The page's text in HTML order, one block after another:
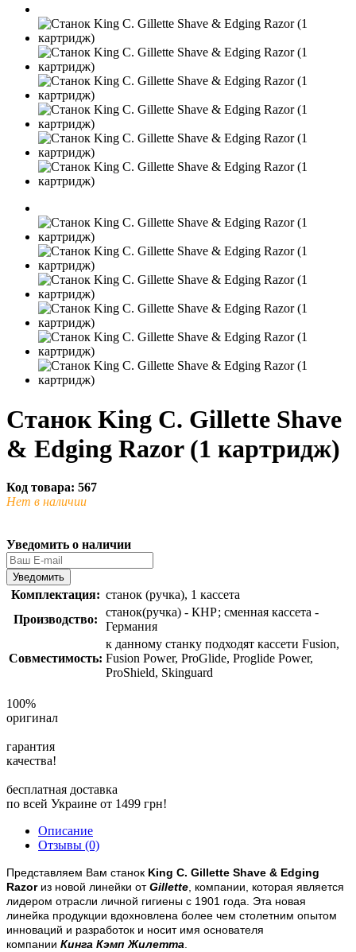
Станок King C. Gillette Shave
& Edging Razor (1 картридж)
Код товара: 567
Нет в наличии
Уведомить о наличии
Уведомить
Комплектация: станок (ручка), 1 кассета
Производство:
станок(ручка) - КНР; сменная кассета -
Германия
Совместимость:
к данному станку подходят кассети Fusion,
Fusion Power, ProGlide, Proglide Power,
ProShield, Skinguard
100%
оригинал
гарантия
качества!
бесплатная доставка
по всей Украине от 1499 грн!
Описание
Отзывы (0)
Представляем Вам станок King С. Gillette Shave & Edging
Razor из новой линейки отGillette , компании, которая является
лидером отрасли личной гигиены с 1901 года. Эта новая
линейка продукции вдохновлена более чем столетним опытом
инноваций и разработок и носит имя основателя
компании Кинга Кэмп Жилетта